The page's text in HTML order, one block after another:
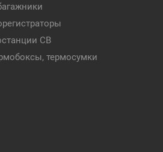
CB
термосумки